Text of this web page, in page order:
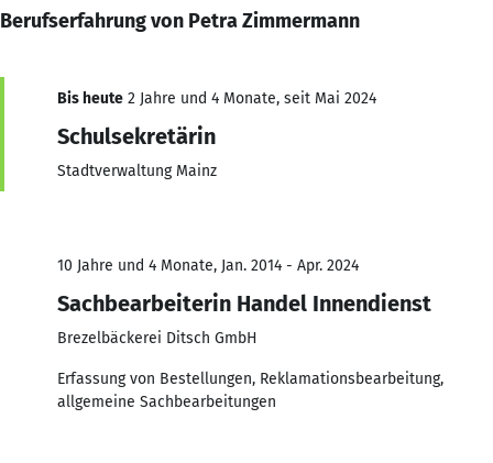
Berufserfahrung von Petra Zimmermann
Bis heute 2 Jahre und 4 Monate, seit Mai 2024
Schulsekretärin
Stadtverwaltung Mainz
10 Jahre und 4 Monate, Jan. 2014 - Apr. 2024
Sachbearbeiterin Handel Innendienst
Brezelbäckerei Ditsch GmbH
Erfassung von Bestellungen, Reklamationsbearbeitung,
allgemeine Sachbearbeitungen